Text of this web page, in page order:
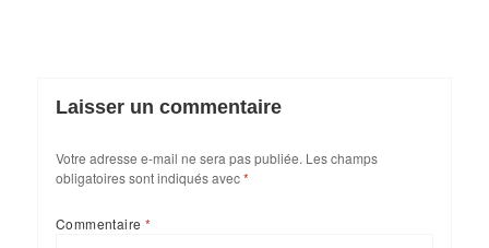
Laisser un commentaire
Votre adresse e-mail ne sera pas publiée. Les champs
obligatoires sont indiqués avec*
Commentaire*